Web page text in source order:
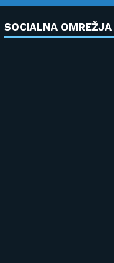
SOCIALNA OMREŽJA